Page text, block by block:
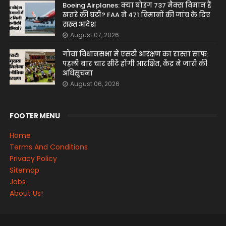
Boeing Airplanes: क्या बोइंग 737 मैक्स विमान हैं
खतरे की घंटी? FAA ने 471 विमानों की जांच के दिए
सख्त आदेश
August 07, 2026
गोवा विधानसभा में एसटी आरक्षण का रास्ता साफ:
पहली बार चार सीटें होंगी आरक्षित, केंद्र ने जारी की
अधिसूचना
August 06, 2026
FOOTER MENU
Home
Terms And Conditions
Privacy Policy
Sitemap
Jobs
About Us!